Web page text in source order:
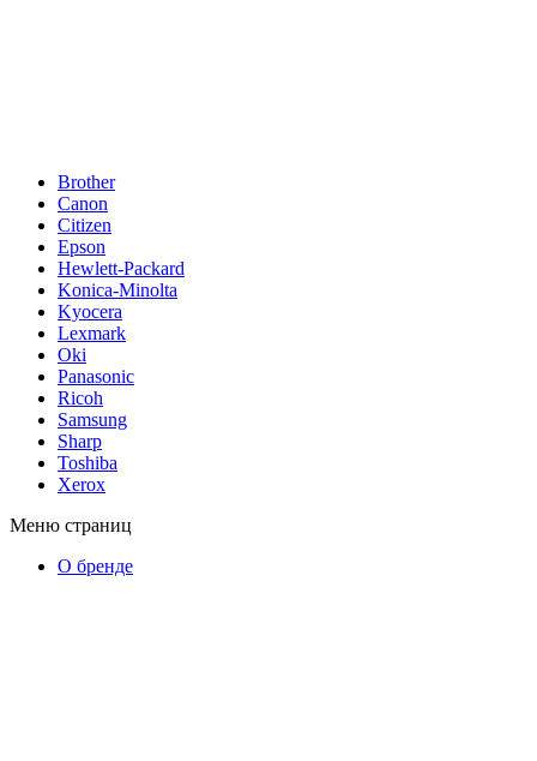
Brother
Canon
Citizen
Epson
Hewlett-Packard
Konica-Minolta
Kyocera
Lexmark
Oki
Panasonic
Ricoh
Samsung
Sharp
Toshiba
Xerox
Меню страниц
О бренде